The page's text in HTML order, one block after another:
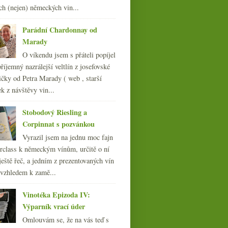
Zpět z lesů s (nejen) bag-
in-boxy
února(20)
ledna
(249)
(249)
(270)
(108)
(nejen) německých vin...
Parádní Chardonnay od
Marady
O víkendu jsem s přáteli popíjel
nazrálejší veltlín z josefovské
od Petra Marady ( web , starší
z návštěvy vin...
Stobodový Riesling a
Corpinnat s pozvánkou
Vyrazil jsem na jednu moc fajn
k německým vínům, určitě o ní
řeč, a jedním z prezentovaných vín
k zamě...
Vinotéka Epizoda IV:
Výparník vrací úder
Omlouvám se, že na vás teď s